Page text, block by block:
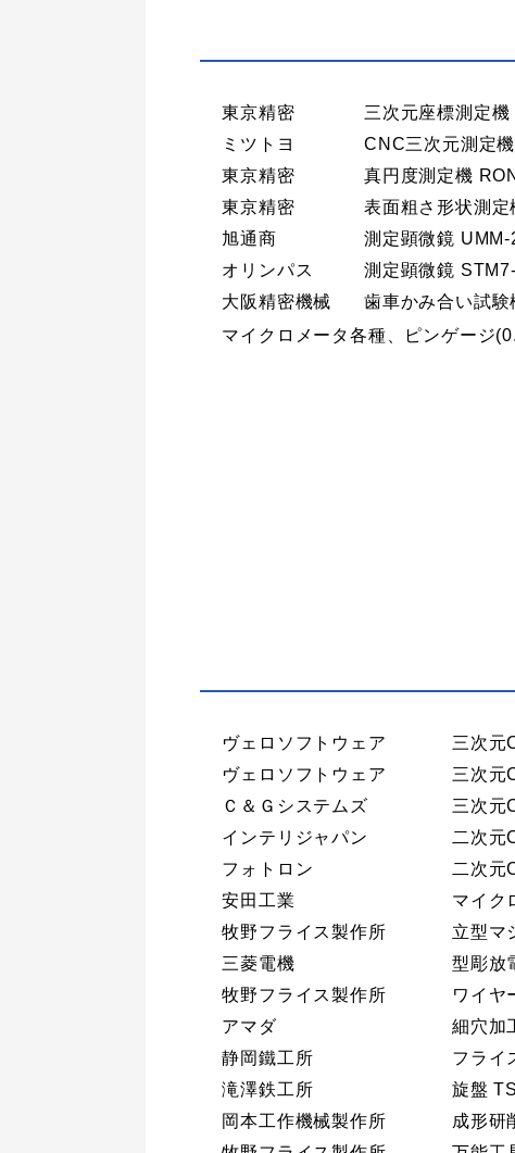
東京精密
三次元座標測定
ミツトヨ
CNC三次元測定
東京精密
真円度測定機
東京精密
表面粗さ形状測
旭通商
測定顕微鏡 UMM-
オリンパス
測定顕微鏡
大阪精密機械
歯車かみ合い試
マイクロメータ各種、ピンゲージ
ヴェロソフトウェア
三次元
ヴェロソフトウェア
三次元
Ｃ＆Ｇシステムズ
三次元
インテリジャパン
二次元
フォトロン
二次元
安田工業
マイク
牧野フライス製作所
立型マ
三菱電機
型彫放
牧野フライス製作所
ワイヤ
アマダ
細穴加
静岡鐵工所
フライ
滝澤鉄工所
旋盤
岡本工作機械製作所
成形研